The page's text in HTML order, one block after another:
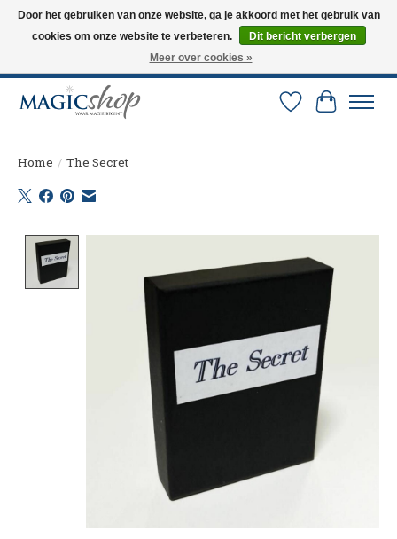
Altijd de nieuwste trucs op voorraad. Snelle verzending via PostNL en DHL.
Langskomen in onze winkel? Bel of mail om een afspraak te maken. 0251-
Verlanglijst
Home / The Secret
Door het gebruiken van onze website, ga je akkoord met het gebruik van
cookies om onze website te verbeteren.
Dit bericht verbergen
Meer over cookies »